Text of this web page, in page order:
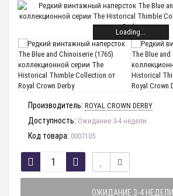
Loading...
Производитель: ROYAL CROWN DERBY
Доступность: Ожидание 3-4 недели
Код товара: 0007105
ОЖИДАНИЕ 3-4 НЕДЕЛИ